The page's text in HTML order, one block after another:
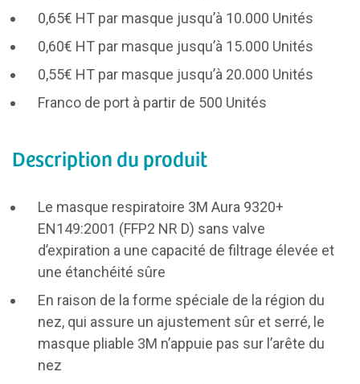
0,65€ HT par masque jusqu’à 10.000 Unités
0,60€ HT par masque jusqu’à 15.000 Unités
0,55€ HT par masque jusqu’à 20.000 Unités
Franco de port à partir de 500 Unités
Description du produit
Le masque respiratoire 3M Aura 9320+
EN149:2001 (FFP2 NR D) sans valve
d’expiration a une capacité de filtrage élevée et
une étanchéité sûre
En raison de la forme spéciale de la région du
nez, qui assure un ajustement sûr et serré, le
masque pliable 3M n’appuie pas sur l’arête du
nez